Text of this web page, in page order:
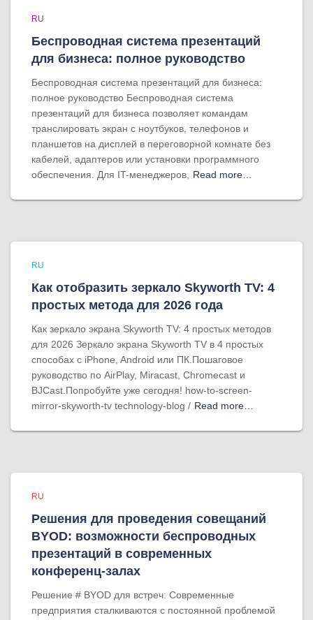
RU
Беспроводная система презентаций
для бизнеса: полное руководство
Беспроводная система презентаций для бизнеса:
полное руководство Беспроводная система
презентаций для бизнеса позволяет командам
транслировать экран с ноутбуков, телефонов и
планшетов на дисплей в переговорной комнате без
кабелей, адаптеров или установки программного
обеспечения. Для IT-менеджеров,
Read more…
RU
Как отобразить зеркало Skyworth TV: 4
простых метода для 2026 года
Как зеркало экрана Skyworth TV: 4 простых методов
для 2026 Зеркало экрана Skyworth TV в 4 простых
способах с iPhone, Android или ПК.Пошаговое
руководство по AirPlay, Miracast, Chromecast и
BJCast.Попробуйте уже сегодня! how-to-screen-
mirror-skyworth-tv technology-blog / Read more…
RU
Решения для проведения совещаний
BYOD: возможности беспроводных
презентаций в современных
конференц-залах
Решение # BYOD для встреч: Современные
предприятия сталкиваются с постоянной проблемой